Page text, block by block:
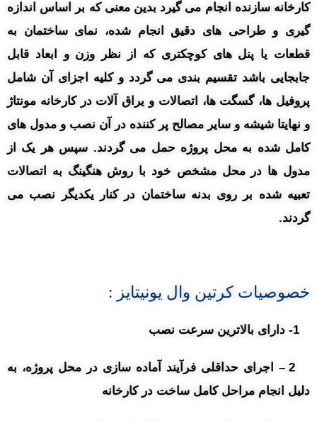
کارخانه سازنده انجام می گیرد بدین معنی که بر اساس اندازه
گیری و طراحی های دقیق انجام شده، نمای ساختمان به
قطعات یا پنل های کوچکتری که از نظر وزن و ابعاد قابل
جابجایی باشد تقسیم بندی می گردد و کلیه اجزای آن شامل
پروفیل ها، گسگت ها، اتصالات و یراق آلات در کارخانه مونتاژ
و نهایتا شیشه و سایر مصالح پر کننده در آن نصب و مدول های
کامل شده به محل پروژه حمل می گردند. سپس هر یک از
مدول ها در محل مشخص خود با روش هنگینگ به اتصالات
تعبیه شده بر روی بدنه ساختمان در کنار یکدیگر نصب می
گردند.
خصوصیات کرتین وال یونیتایز :
2 – اجرای حداقلی فرآیند آماده سازی در محل پروژه، به
دلیل انجام مراحل کامل ساخت در کارخانه